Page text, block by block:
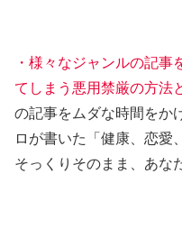
・様々なジャンルの記事
てしまう悪用禁厳の方法
の記事をムダな時間をか
ロが書いた「健康、恋愛
そっくりそのまま、あな